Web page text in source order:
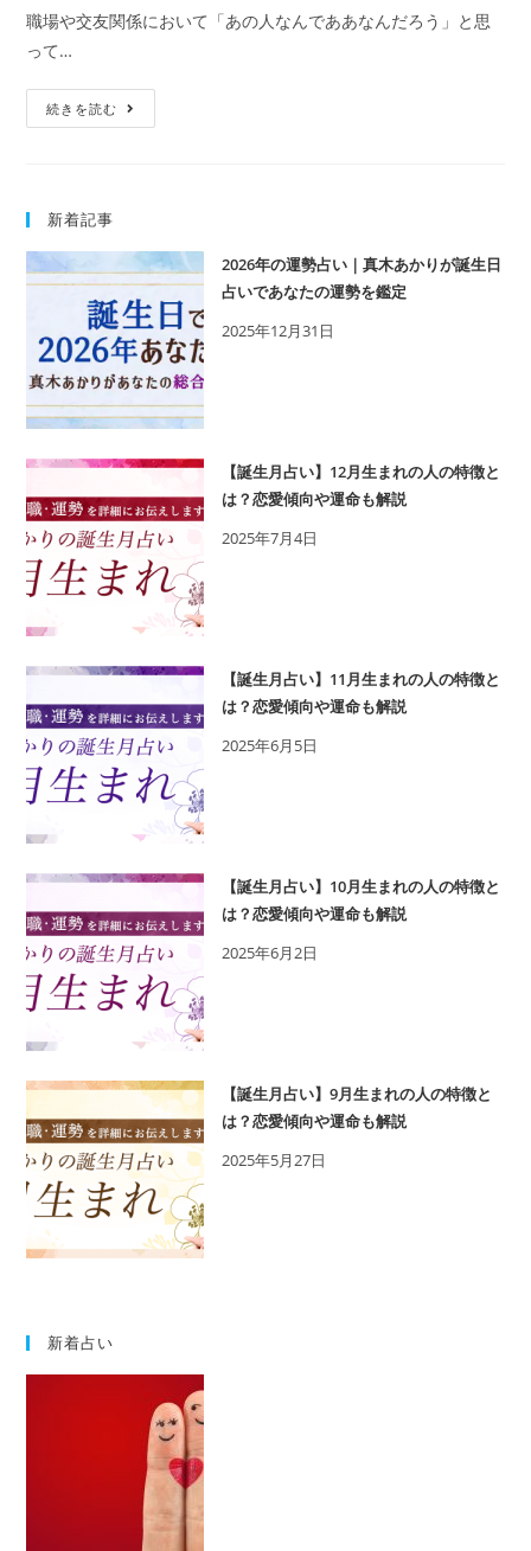
職場や交友関係において「あの人なんでああなんだろう」と思
って…
続きを読む
ル
プ】
他
人
の
内
面
的
成
ま
で、
あ
が
負
お
う
な
て
も
い
新着記事
2026年の運勢占い｜真木あかりが誕生日
占いであなたの運勢を鑑定
2025年12月31日
【誕生月占い】12月生まれの人の特徴と
は？恋愛傾向や運命も解説
2025年7月4日
【誕生月占い】11月生まれの人の特徴と
は？恋愛傾向や運命も解説
2025年6月5日
【誕生月占い】10月生まれの人の特徴と
は？恋愛傾向や運命も解説
2025年6月2日
【誕生月占い】9月生まれの人の特徴と
は？恋愛傾向や運命も解説
2025年5月27日
新着占い